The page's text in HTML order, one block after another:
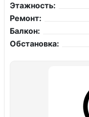
Этажность:
Ремонт:
Балкон:
Обстановка: